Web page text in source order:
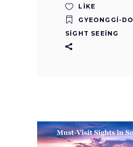
LIKE
GYEONGGI-DO
SIGHT SEEING